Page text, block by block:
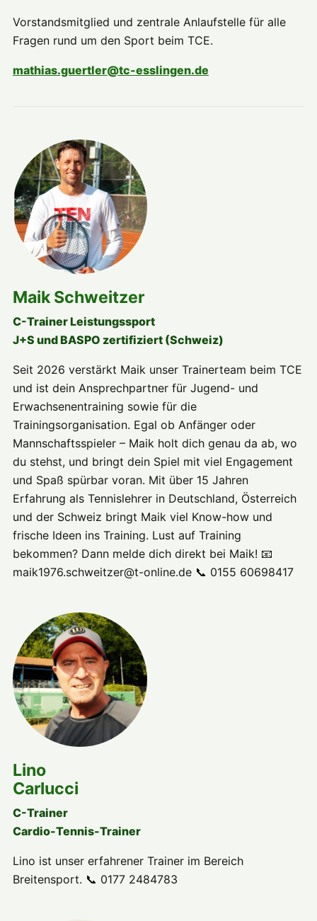
Vorstandsmitglied und zentrale Anlaufstelle für alle
Fragen rund um den Sport beim TCE.
mathias.guertler@tc-esslingen.de
Maik Schweitzer
C-Trainer Leistungssport
J+S und BASPO zertifiziert (Schweiz)
Seit 2026 verstärkt Maik unser Trainerteam beim TCE
und ist dein Ansprechpartner für Jugend- und
Erwachsenentraining sowie für die
Trainingsorganisation. Egal ob Anfänger oder
Mannschaftsspieler – Maik holt dich genau da ab, wo
du stehst, und bringt dein Spiel mit viel Engagement
und Spaß spürbar voran. Mit über 15 Jahren
Erfahrung als Tennislehrer in Deutschland, Österreich
und der Schweiz bringt Maik viel Know-how und
frische Ideen ins Training. Lust auf Training
bekommen? Dann melde dich direkt bei Maik! 📧
maik1976.schweitzer@t-online.de 📞 0155 60698417
Lino
Carlucci
C-Trainer
Cardio-Tennis-Trainer
Lino ist unser erfahrener Trainer im Bereich
Breitensport. 📞 0177 2484783